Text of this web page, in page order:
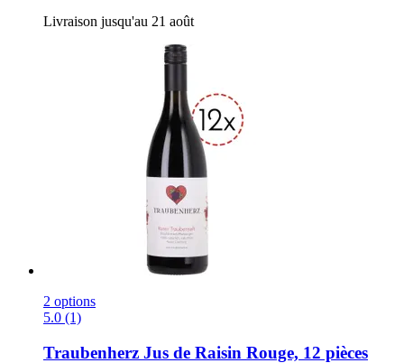
Livraison jusqu'au 21 août
2 options
5.0 (1)
Traubenherz Jus de Raisin Rouge, 12 pièces